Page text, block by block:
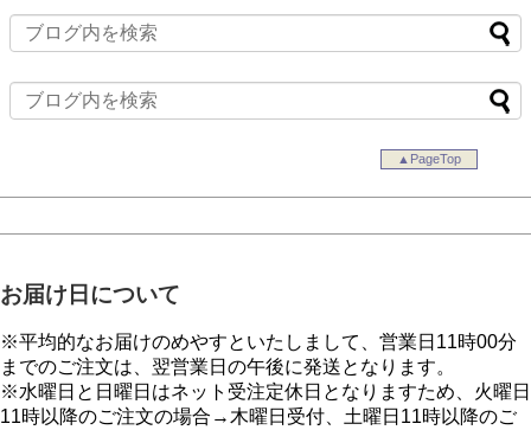
▲PageTop
お届け日について
※平均的なお届けのめやすといたしまして、営業日11時00分
までのご注文は、翌営業日の午後に発送となります。
※水曜日と日曜日はネット受注定休日となりますため、火曜日
11時以降のご注文の場合→木曜日受付、土曜日11時以降のご